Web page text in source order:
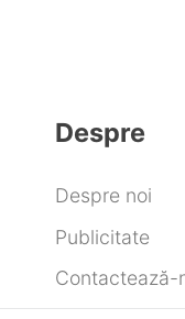
Despre
Despre noi
Publicitate
Contactează-